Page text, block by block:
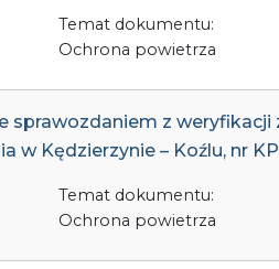
Temat dokumentu:
Ochrona powietrza
z
w Kędzierzynie – Koźlu, nr
Temat dokumentu:
Ochrona powietrza